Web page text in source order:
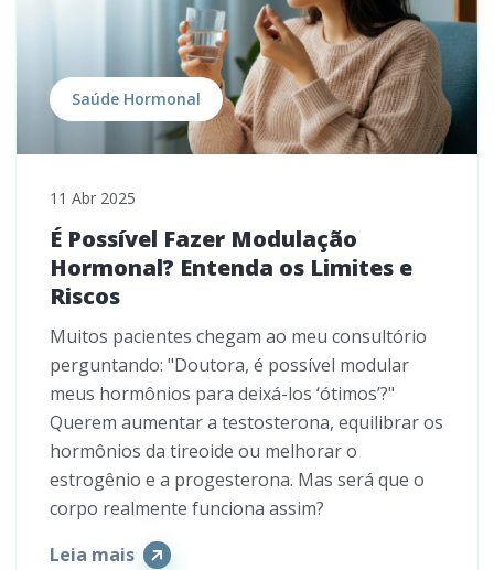
Saúde Hormonal
11 Abr 2025
É Possível Fazer Modulação
Hormonal? Entenda os Limites e
Riscos
Muitos pacientes chegam ao meu consultório
perguntando: "Doutora, é possível modular
meus hormônios para deixá-los ‘ótimos’?"
Querem aumentar a testosterona, equilibrar os
hormônios da tireoide ou melhorar o
estrogênio e a progesterona. Mas será que o
corpo realmente funciona assim?
Leia mais